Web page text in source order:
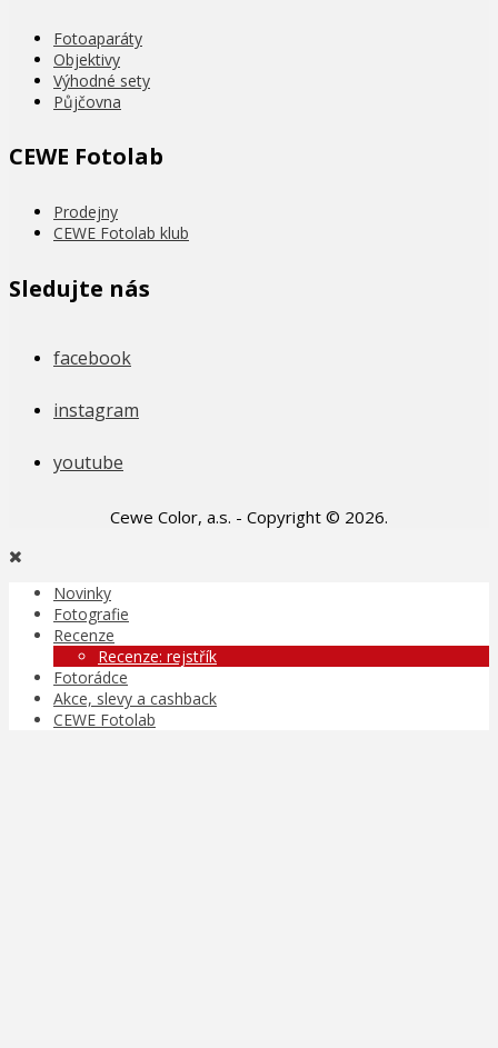
Fotoaparáty
Objektivy
Výhodné sety
Půjčovna
CEWE Fotolab
Prodejny
CEWE Fotolab klub
Sledujte nás
facebook
instagram
youtube
Cewe Color, a.s. - Copyright © 2026.
Novinky
Fotografie
Recenze
Recenze: rejstřík
Fotorádce
Akce, slevy a cashback
CEWE Fotolab